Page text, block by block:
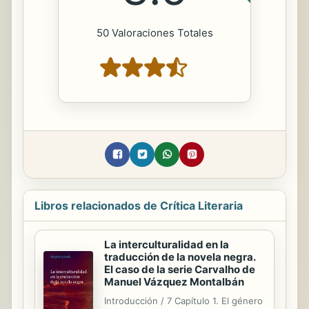
50 Valoraciones Totales
Libros relacionados de Crítica Literaria
La interculturalidad en la
traducción de la novela negra.
El caso de la serie Carvalho de
Manuel Vázquez Montalbán
Introducción / 7 Capítulo 1. El género